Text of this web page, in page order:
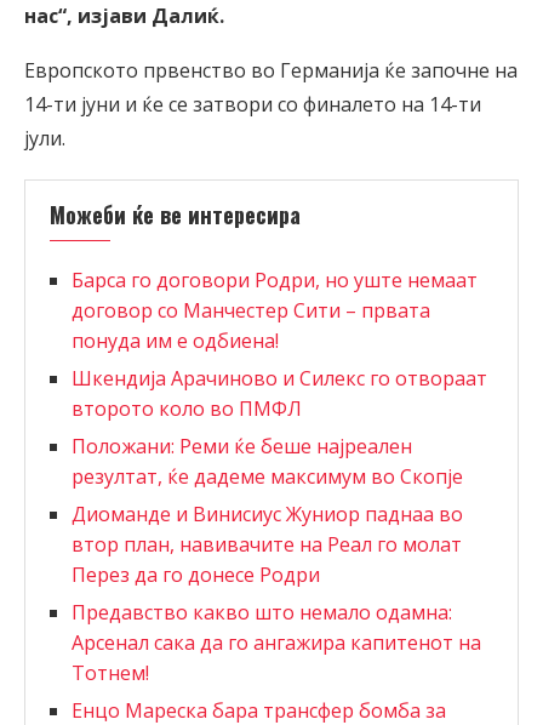
нас“, изјави Далиќ.
Европското првенство во Германија ќе започне на
14-ти јуни и ќе се затвори со финалето на 14-ти
јули.
Можеби ќе ве интересира
Барса го договори Родри, но уште немаат
договор со Манчестер Сити – првата
понуда им е одбиена!
Шкендија Арачиново и Силекс го отвораат
второто коло во ПМФЛ
Положани: Реми ќе беше најреален
резултат, ќе дадеме максимум во Скопје
Диоманде и Винисиус Жуниор паднаа во
втор план, навивачите на Реал го молат
Перез да го донесе Родри
Предавство какво што немало одамна:
Арсенал сака да го ангажира капитенот на
Тотнем!
Енцо Мареска бара трансфер бомба за